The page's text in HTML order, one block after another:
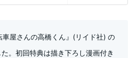
屋さんの高橋くん』(リイド社) の
。初回特典は描き下ろし漫画付き